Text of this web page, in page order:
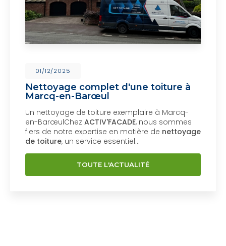
01/12/2025
Nettoyage complet d'une toiture à
Marcq-en-Barœul
Un nettoyage de toiture exemplaire à Marcq-
en-BarœulChez ACTIV'FACADE, nous sommes
fiers de notre expertise en matière de nettoyage
de toiture, un service essentiel…
TOUTE L'ACTUALITÉ